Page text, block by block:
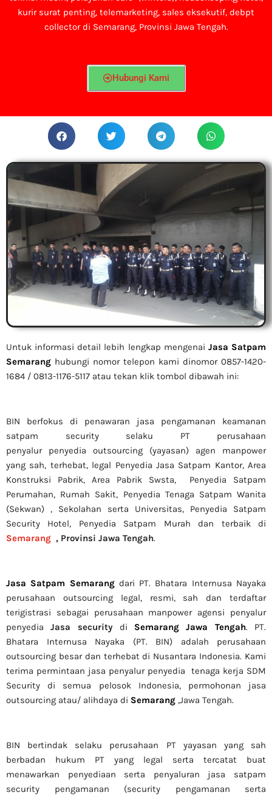
kurir surat penting, telemarketing, sales eksekutif, debpt
collector di Semarang, Provinsi Jawa Tengah.
Hubungi Kami
Untuk informasi detail lebih lengkap mengenai Jasa Satpam
Semarang hubungi nomor telepon kami dinomor 0857-1420-
1684 / 0813-1176-5117 atau tekan klik tombol dibawah ini:
BIN berfokus di penawaran jasa pengamanan keamanan
satpam security selaku PT perusahaan
penyalur penyedia outsourcing (yayasan) agen manpower
yang sah, terhebat, legal Penyedia Jasa Satpam Kantor, Area
Konstruksi Pabrik, Area Pabrik Swsta, Penyedia Satpam
Perumahan, Rumah Sakit, Penyedia Tenaga Satpam Wanita
(Sekwan) , Sekolahan serta Universitas, Penyedia Satpam
Security Hotel, Penyedia Satpam Murah dan terbaik di
Semarang , Provinsi Jawa Tengah.
Jasa Satpam Semarang dari PT. Bhatara Internusa Nayaka
perusahaan outsourcing legal, resmi, sah dan terdaftar
terigistrasi sebagai perusahaan manpower agensi penyalur
penyediaJasa securitydi Semarang Jawa Tengah. PT.
Bhatara Internusa Nayaka (PT. BIN) adalah perusahaan
outsourcing besar dan terhebat di Nusantara Indonesia. Kami
terima permintaan jasa penyalur penyedia tenaga kerja SDM
Security di semua pelosok Indonesia, permohonan jasa
outsourcing atau/ alihdaya di Semarang ,Jawa Tengah.
BIN bertindak selaku perusahaan PT yayasan yang sah
berbadan hukum PT yang legal serta tercatat buat
menawarkan penyediaan serta penyaluran jasa satpam
security pengamanan (security pengamanan serta